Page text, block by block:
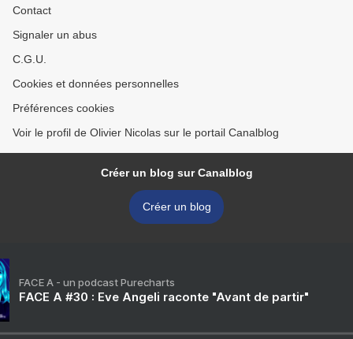
Contact
Signaler un abus
C.G.U.
Cookies et données personnelles
Préférences cookies
Voir le profil de Olivier Nicolas sur le portail Canalblog
Créer un blog sur Canalblog
Créer un blog
FACE A - un podcast Purecharts
FACE A #30 : Eve Angeli raconte "Avant de partir"